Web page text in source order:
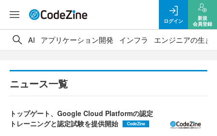
ログイン
新規
会員登録
AI アプリケーション開発 インフラ エンジニアの生き
ニュース一覧
トップゲート、Google Cloud Platformの認定
トレーニングと認定試験を提供開始
CodeZine